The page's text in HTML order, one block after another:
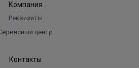
Компания
Реквизиты
центр
Контакты